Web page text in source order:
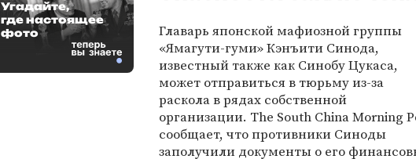
Главарь японской мафиозной группы
«Ямагути-гуми» Кэнъити Синода,
известный также как Синобу Цукаса,
может отправиться в тюрьму из-за
раскола в рядах собственной
организации. The South China Morning
сообщает, что противники Синоды
заполучили документы о его
Угадайте,
где настоящее
фото